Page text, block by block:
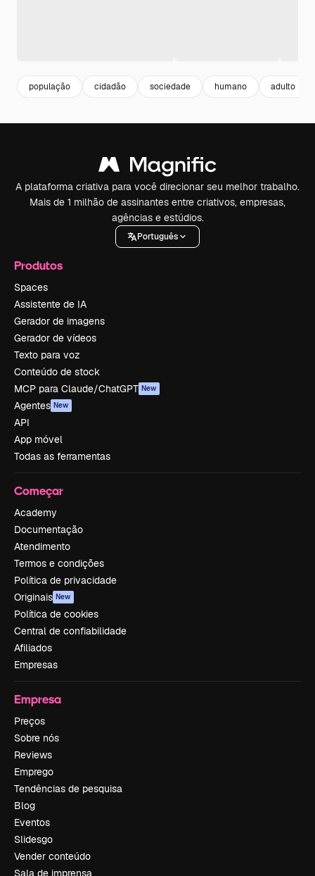
população cidadão sociedade humano adulto
A plataforma criativa para você direcionar seu melhor trabalho.
Mais de 1 milhão de assinantes entre criativos, empresas,
agências e estúdios.
Português
Produtos
Spaces
Assistente de IA
Gerador de imagens
Gerador de vídeos
Texto para voz
Conteúdo de stock
MCP para Claude/ChatGPT New
Agentes New
API
App móvel
Todas as ferramentas
Começar
Academy
Documentação
Atendimento
Termos e condições
Política de privacidade
Originais New
Política de cookies
Central de confiabilidade
Afiliados
Empresas
Empresa
Preços
Sobre nós
Reviews
Emprego
Tendências de pesquisa
Blog
Eventos
Slidesgo
Vender conteúdo
Sala de imprensa